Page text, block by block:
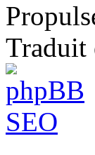
Traduit